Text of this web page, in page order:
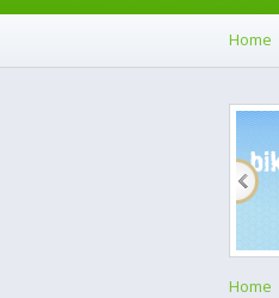
Home
Home